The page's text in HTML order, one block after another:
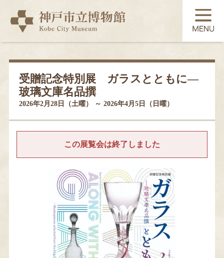
TOP
展覧会
常設展示
コレクション
教育・学習
利用案内
受贈記念特別展 ガラスとともに―
玻璃文庫名品撰
2026年2月28日（土曜） ～ 2026年4月5日（日曜）
この展覧会は終了しました